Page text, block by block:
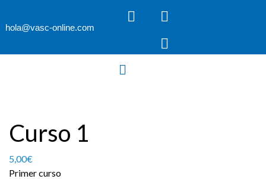
hola@vasc-online.com
Curso 1
5,00€
Primer curso